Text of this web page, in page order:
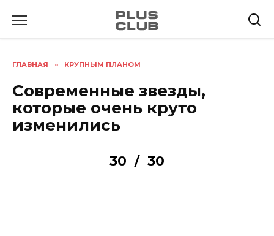
ГЛАВНАЯ » КРУПНЫМ ПЛАНОМ
Современные звезды,
которые очень круто
изменились
30 / 30